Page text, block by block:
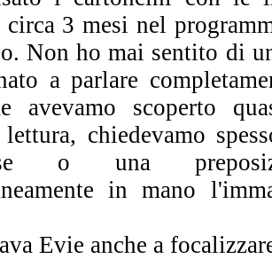
circa 3 mesi nel
Non ho mai sentito di
a parlare
avevamo scoperto
chiedevamo
o una
in mano
Evie anche a